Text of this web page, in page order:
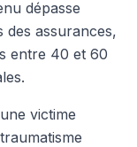
dépasse
des assurances,
entre 40 et 60
victime